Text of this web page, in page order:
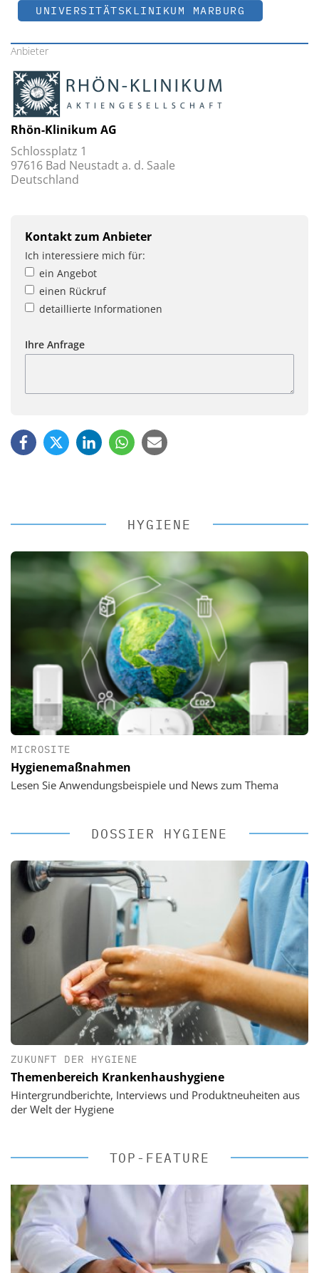
UNIVERSITÄTSKLINIKUM MARBURG
Anbieter
Rhön-Klinikum AG
Schlossplatz 1
97616 Bad Neustadt a. d. Saale
Deutschland
Kontakt zum Anbieter
Ich interessiere mich für:
ein Angebot
einen Rückruf
detaillierte Informationen
Ihre Anfrage
HYGIENE
MICROSITE
Hygienemaßnahmen
Lesen Sie Anwendungsbeispiele und News zum Thema
DOSSIER HYGIENE
ZUKUNFT DER HYGIENE
Themenbereich Krankenhaushygiene
Hintergrundberichte, Interviews und Produktneuheiten aus
der Welt der Hygiene
TOP-FEATURE